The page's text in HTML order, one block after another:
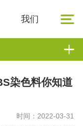
我们
染色料你知道
时间：2022-03-31